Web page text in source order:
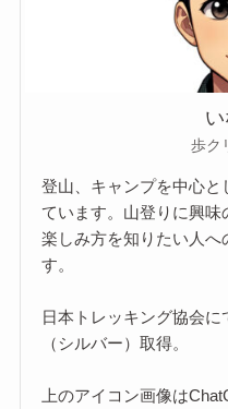
歩ク
登山、キャンプを中心と
ています。山登りに興
楽しみ方を知りたい人へ
す。
日本トレッキング協会
（シルバー）取得。
上のアイコン画像は